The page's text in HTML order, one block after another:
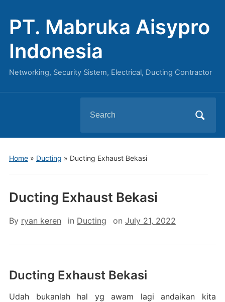
PT. Mabruka Aisypro
Indonesia
Networking, Security Sistem, Electrical, Ducting Contractor
for:
Home» Ducting » Ducting Exhaust Bekasi
Ducting Exhaust Bekasi
By ryan keren in Ducting on July 21, 2022
Ducting Exhaust Bekasi
Udah bukanlah hal yg awam lagi andaikan kita